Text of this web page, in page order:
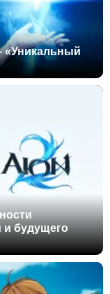
«Уникальный
и будущего